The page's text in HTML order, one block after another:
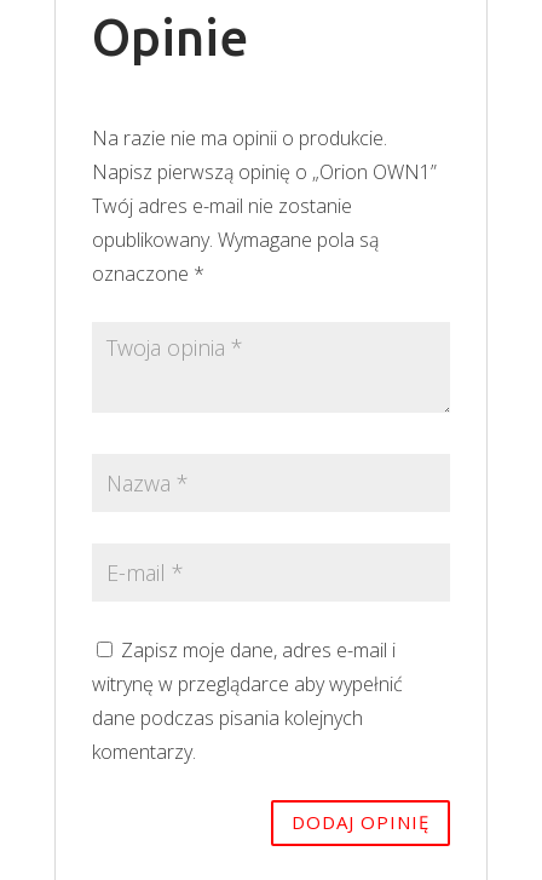
Opinie
Na razie nie ma opinii o produkcie.
Napisz pierwszą opinię o „Orion OWN1”
Twój adres e-mail nie zostanie
opublikowany. Wymagane pola są
oznaczone *
Zapisz moje dane, adres e-mail i
witrynę w przeglądarce aby wypełnić
dane podczas pisania kolejnych
komentarzy.